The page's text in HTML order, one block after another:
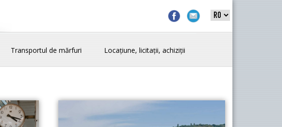
Transportul de mărfuri Locațiune, licitații, achiziții